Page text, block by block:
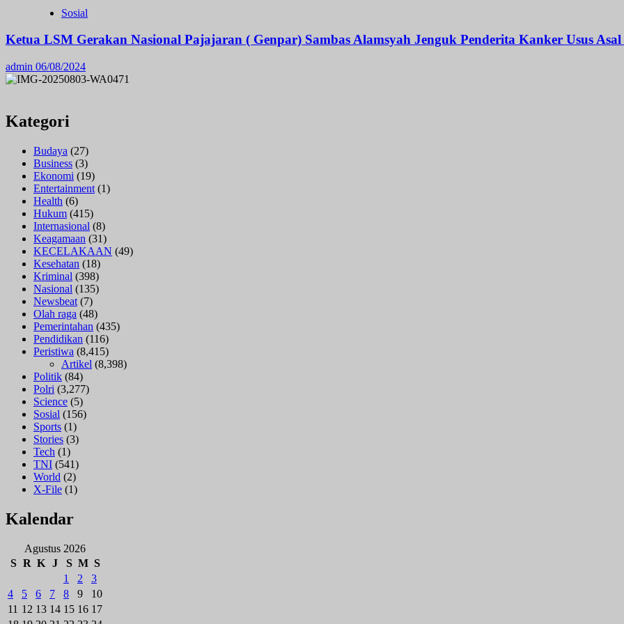
Sosial
Ketua LSM Gerakan Nasional Pajajaran ( Genpar) Sambas Alamsyah Jenguk Penderita Kanker Usus
admin 06/08/2024
Kategori
Budaya (27)
Business (3)
Ekonomi (19)
Entertainment (1)
Health (6)
Hukum (415)
Internasional (8)
Keagamaan (31)
KECELAKAAN (49)
Kesehatan (18)
Kriminal (398)
Nasional (135)
Newsbeat (7)
Olah raga (48)
Pemerintahan (435)
Pendidikan (116)
Peristiwa (8,415)
Artikel (8,398)
Politik (84)
Polri (3,277)
Science (5)
Sosial (156)
Sports (1)
Stories (3)
Tech (1)
TNI (541)
World (2)
X-File (1)
Kalendar
Agustus 2026
S R K J S M S
1
2
3
4
5 6 7 8 9
10
11 12 13 14 15 16 17